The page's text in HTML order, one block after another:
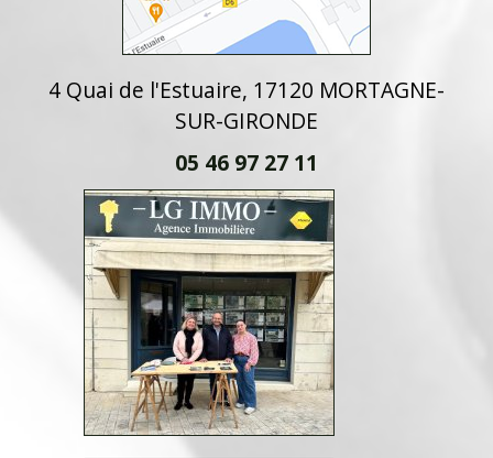
4 Quai de l'Estuaire, 17120 MORTAGNE-
SUR-GIRONDE
05 46 97 27 11